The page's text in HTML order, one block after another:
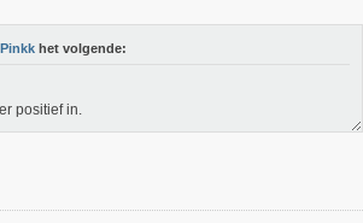
het volgende:
positief in.